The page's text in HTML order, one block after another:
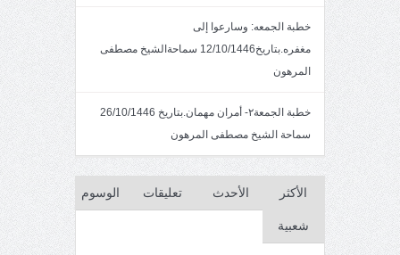
خطبة الجمعه: وسارعوا إلى
مغفره.بتاريخ12/10/1446 سماحةالشيخ مصطفى
المرهون
خطبة الجمعة٢- أمران مهمان.بتاريخ 26/10/1446
سماحة الشيخ مصطفى المرهون
الأكثر
شعبية
الأحدث تعليقات الوسوم